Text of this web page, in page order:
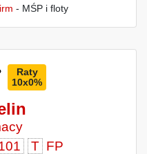
- MŚP i floty
Raty
10x0%
T FP